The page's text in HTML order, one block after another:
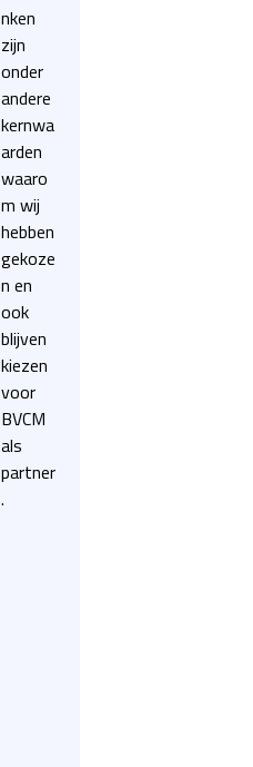
nken
zijn
onder
andere
kernwa
arden
waaro
m wij
hebben
gekoze
n en
ook
blijven
kiezen
voor
BVCM
als
partner
.